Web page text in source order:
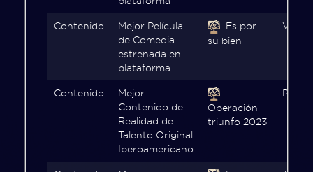
Contenido
Mejor Película
de Comedia
estrenada en
plataforma
Es por
su bien
ViX
Contenido
Mejor
Contenido de
Realidad de
Talento Original
Iberoamericano
Operación
triunfo 2023
Prime